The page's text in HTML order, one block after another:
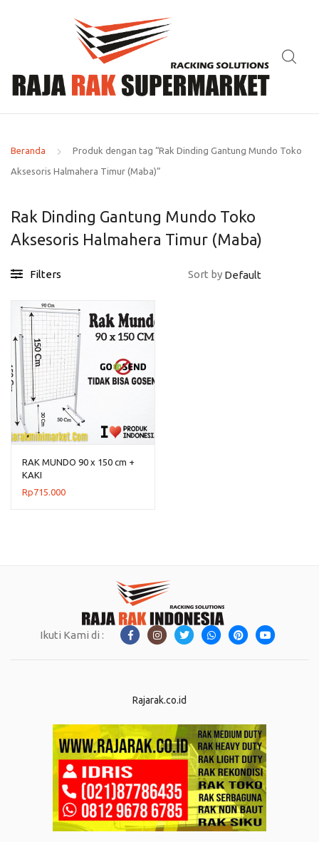
Beranda Produk dengan tag “Rak Dinding Gantung Mundo Toko
Aksesoris Halmahera Timur (Maba)”
Rak Dinding Gantung Mundo Toko
Aksesoris Halmahera Timur (Maba)
Filters Sort by
RAK MUNDO 90 x 150 cm +
KAKI
Rp715.000
Ikuti Kami di :
Rajarak.co.id